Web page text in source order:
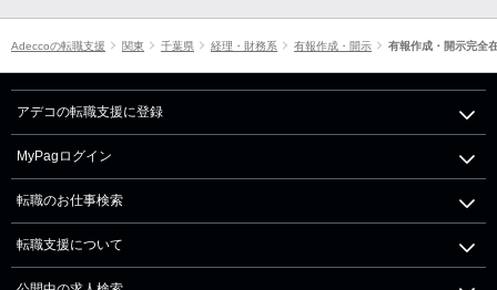
Adeccoの転職支援 関東 千葉県 経理・財務系 有報作成・開示 有報作成・開示完全
アデコの転職支援に登録
MyPagログイン
転職のお仕事検索
転職支援について